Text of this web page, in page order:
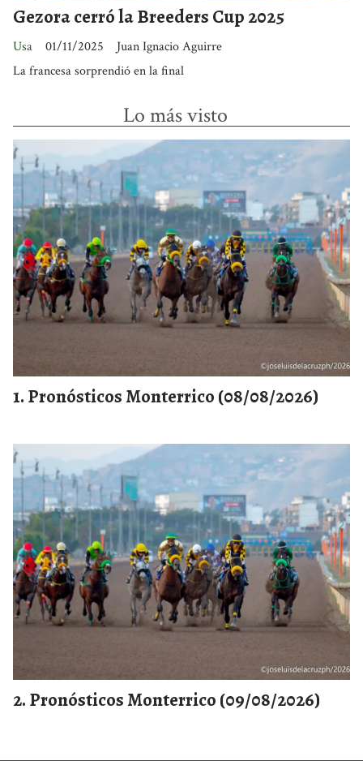
Gezora cerró la Breeders Cup 2025
Juan Ignacio Aguirre
Usa
01/11/2025
La francesa sorprendió en la final
Lo más visto
Pronósticos Monterrico (08/08/2026)
Pronósticos Monterrico (09/08/2026)